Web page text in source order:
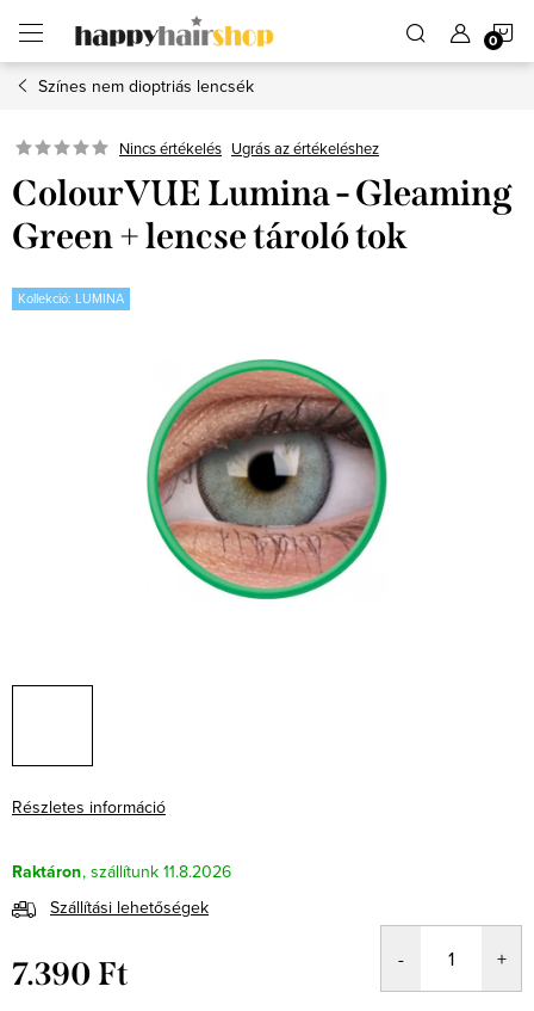
fő
tartalomhoz
Színes nem dioptriás lencsék
Nincs értékelés Ugrás az értékeléshez
ColourVUE Lumina - Gleaming
Green + lencse tároló tok
Kollekció: LUMINA
Részletes információ
Raktáron
11.8.2026
Szállítási lehetőségek
7.390 Ft